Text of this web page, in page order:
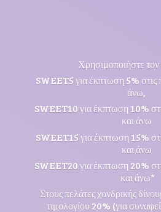
Χρησιμοποιήστε
SWEET5 για έκπτωση 5% στις
άνω,
SWEET10 για έκπτωση 10%
και άνω
SWEET15 για έκπτωση 15%
και άνω
SWEET20 για έκπτωση 20%
και άνω*
Στους πελάτες χονδρικής
τιμολογίου 20% (για